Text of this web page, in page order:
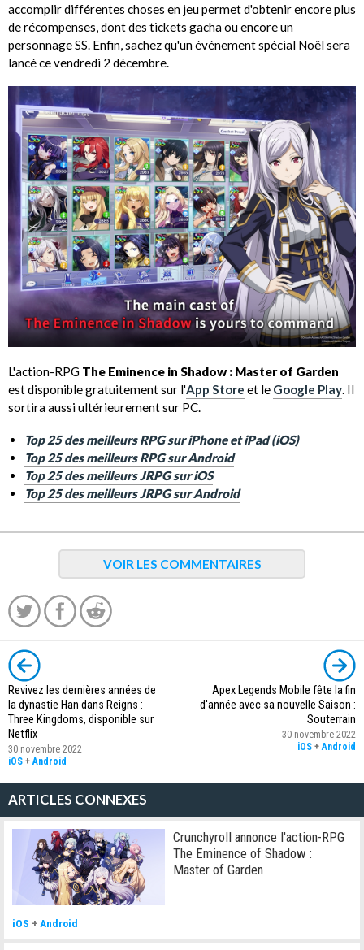
accomplir différentes choses en jeu permet d'obtenir encore plus
de récompenses, dont des tickets gacha ou encore un
personnage SS. Enfin, sachez qu'un événement spécial Noël sera
lancé ce vendredi 2 décembre.
L'action-RPG The Eminence in Shadow : Master of Garden
est disponible gratuitement sur l'App Store et le Google Play. Il
sortira aussi ultérieurement sur PC.
Top 25 des meilleurs RPG sur iPhone et iPad (iOS)
Top 25 des meilleurs RPG sur Android
Top 25 des meilleurs JRPG sur iOS
Top 25 des meilleurs JRPG sur Android
VOIR LES COMMENTAIRES
Revivez les dernières années de
la dynastie Han dans Reigns :
Three Kingdoms, disponible sur
Netflix
30 novembre 2022
iOS +Android
Apex Legends Mobile fête la fin
d'année avec sa nouvelle Saison :
Souterrain
30 novembre 2022
iOS +Android
ARTICLES CONNEXES
Crunchyroll annonce l'action-RPG
The Eminence of Shadow :
Master of Garden
iOS + Android